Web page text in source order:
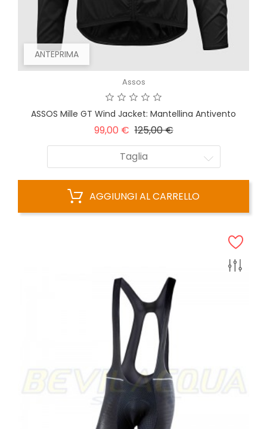
ANTEPRIMA
Assos
ASSOS Mille GT Wind Jacket: Mantellina Antivento
99,00 € Prezzo
125,00 €Prezzo
Taglia
AGGIUNGI AL CARRELLO